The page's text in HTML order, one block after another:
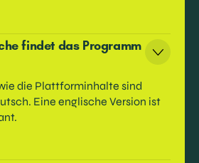
findet das Programm
die Plattforminhalte sind
Eine englische Version ist